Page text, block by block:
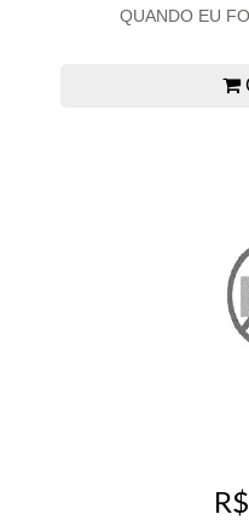
QUANDO EU